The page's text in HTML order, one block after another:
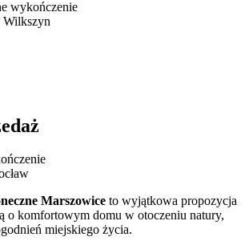
Wilkszyn
Marszowice to wyjątkowa propozycja
o komfortowym domu w otoczeniu natury,
miejskiego życia.